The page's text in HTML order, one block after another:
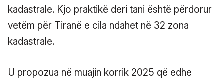
kadastrale. Kjo praktikë deri tani është përdorur
vetëm për Tiranë e cila ndahet në 32 zona
kadastrale.
U propozua në muajin korrik 2025 që edhe